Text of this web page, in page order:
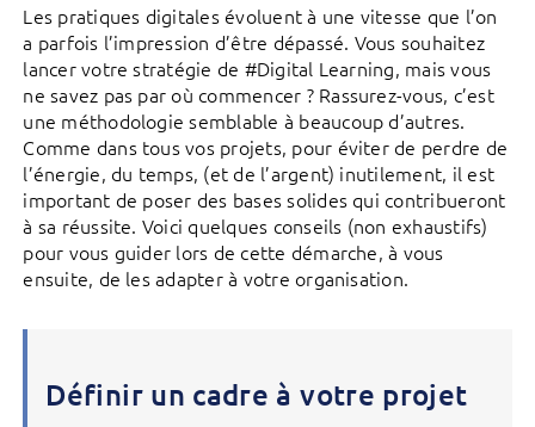
Les pratiques digitales évoluent à une vitesse que l’on
a parfois l’impression d’être dépassé. Vous souhaitez
lancer votre stratégie de #Digital Learning, mais vous
ne savez pas par où commencer ? Rassurez-vous, c’est
une méthodologie semblable à beaucoup d’autres.
Comme dans tous vos projets, pour éviter de perdre de
l’énergie, du temps, (et de l’argent) inutilement, il est
important de poser des bases solides qui contribueront
à sa réussite. Voici quelques conseils (non exhaustifs)
pour vous guider lors de cette démarche, à vous
ensuite, de les adapter à votre organisation.
Définir un cadre à votre projet